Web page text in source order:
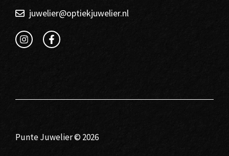
juwelier@optiekjuwelier.nl
Punte Juwelier © 2026